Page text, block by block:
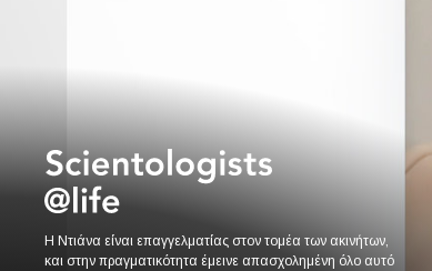
Η Ντιάνα είναι επαγγελματίας στον τομέα των ακινήτων,
και στην πραγματικότητα έμεινε απασχολημένη όλο αυτό